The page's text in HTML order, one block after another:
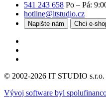
541 243 658 Po – Pá:
hotline@itstudio.cz
Napište nám Chci e-
© 2002-2026 IT STUDIO s.r.o.
Vývoj software byl